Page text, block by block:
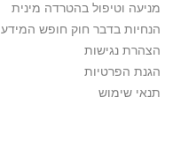
מניעה וטיפול בהטרדה מינית
הנחיות בדבר חוק חופש המידע
הצהרת נגישות
הגנת הפרטיות
תנאי שימוש